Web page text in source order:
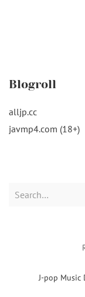
Blogroll
alljp.cc
javmp4.com (18+)
Search
J-pop Music